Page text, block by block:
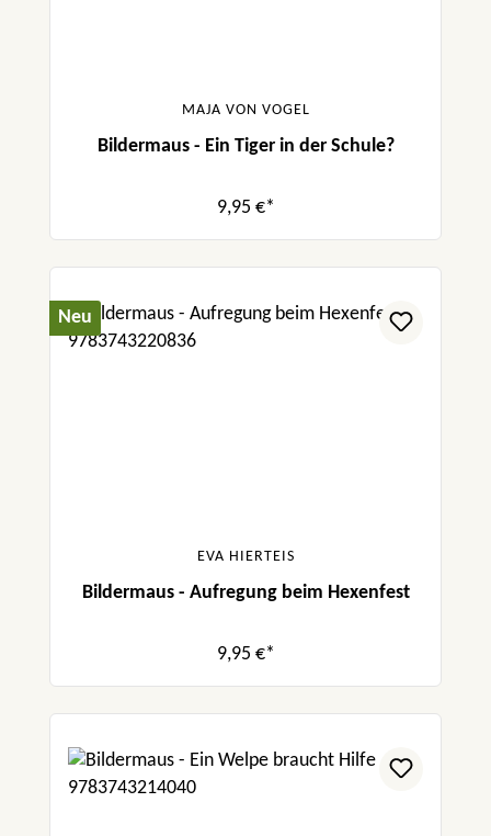
MAJA VON VOGEL
Bildermaus - Ein Tiger in der Schule?
9,95 €*
Neu
EVA HIERTEIS
Bildermaus - Aufregung beim Hexenfest
9,95 €*